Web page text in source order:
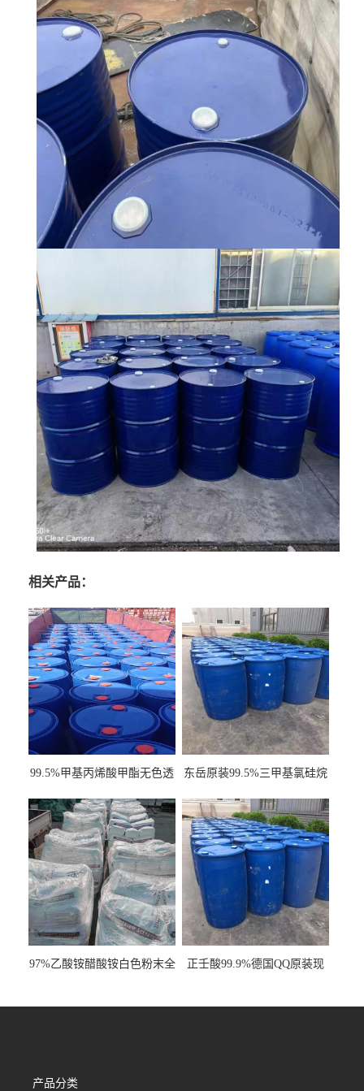
相关产品：
99.5%甲基丙烯酸甲酯无色透
东岳原装99.5%三甲基氯硅烷
97%乙酸铵醋酸铵白色粉末全
正壬酸99.9%德国QQ原装现
产品分类